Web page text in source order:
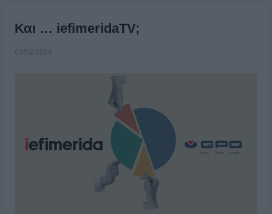
Και … iefimeridaTV;
09/02/2026